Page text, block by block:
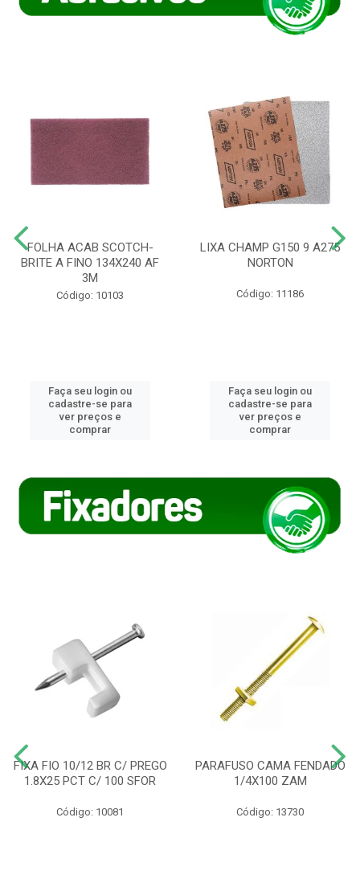
FOLHA ACAB SCOTCH-
BRITE A FINO 134X240 AF
3M
Código: 10103
Faça seu login ou
cadastre-se para
ver preços e
comprar
LIXA CHAMP G150 9 A275
NORTON
Código: 11186
Faça seu login ou
cadastre-se para
ver preços e
comprar
FIXA FIO 10/12 BR C/ PREGO
1.8X25 PCT C/ 100 SFOR
Código: 10081
PARAFUSO CAMA FENDADO
1/4X100 ZAM
Código: 13730